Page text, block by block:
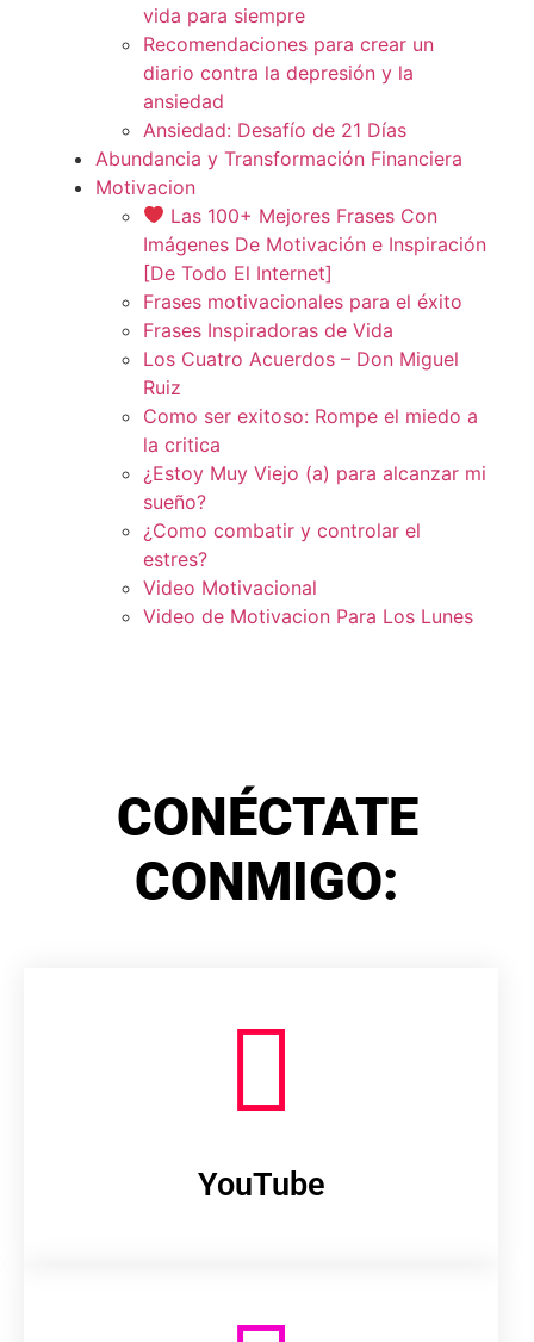
vida para siempre
Recomendaciones para crear un
diario contra la depresión y la
ansiedad
Ansiedad: Desafío de 21 Días
Abundancia y Transformación Financiera
Motivacion
Las 100+ Mejores Frases Con
Imágenes De Motivación e Inspiración
[De Todo El Internet]
Frases motivacionales para el éxito
Frases Inspiradoras de Vida
Los Cuatro Acuerdos – Don Miguel
Ruiz
Como ser exitoso: Rompe el miedo a
la critica
¿Estoy Muy Viejo (a) para alcanzar mi
sueño?
¿Como combatir y controlar el
estres?
Video Motivacional
Video de Motivacion Para Los Lunes
CONÉCTATE
CONMIGO:
YouTube